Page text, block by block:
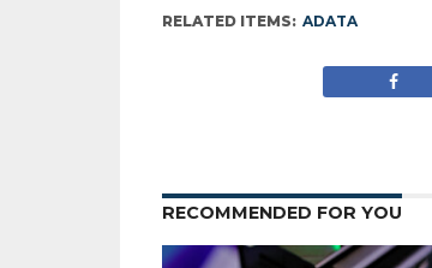
RELATED ITEMS: ADATA
RECOMMENDED FOR YOU